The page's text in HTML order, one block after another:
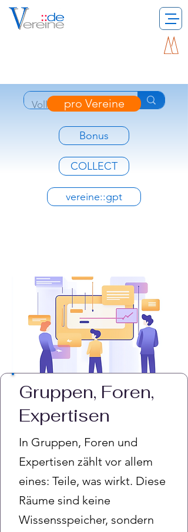
pro Vereine
Bonus
COLLECT
vereine::gpt
Gruppen, Foren,
Expertisen
In Gruppen, Foren und
Expertisen zählt vor allem
eines: Teile, was wirkt. Diese
Räume sind keine
Wissensspeicher, sondern